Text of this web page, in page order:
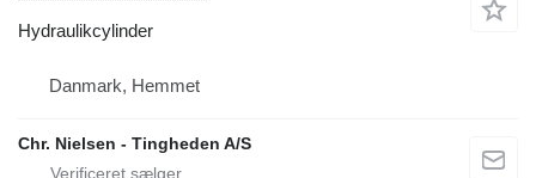
Hydraulikcylinder
Danmark, Hemmet
Chr. Nielsen - Tingheden A/S